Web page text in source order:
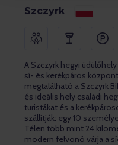
Szczyrk
A Szczyrk hegyi
sí- és kerékpáros
megtalálható a Szczyrk
és ideális hely családi
turistákat és a
szállítják: egy 10
Télen több mint 24
modern felvonó várja a